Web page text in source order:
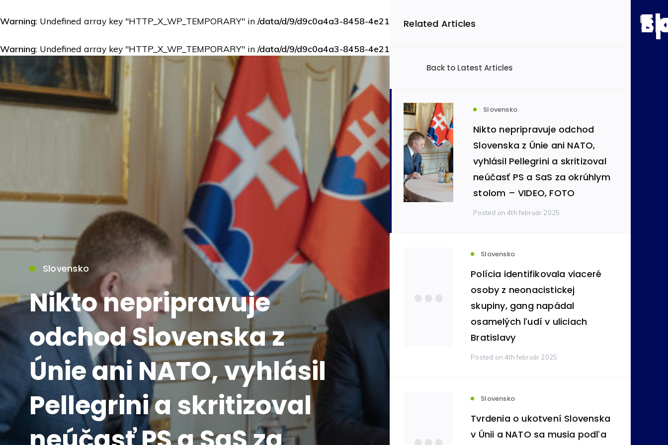
Warning: Undefined array key "HTTP_X_WP_TEMPORARY" in /data/d/9/d9c0a4a3-8458-4e21-bbce-73b9d057280b/economics.sk/web/wp-config.php on line 71
Warning: Undefined array key "HTTP_X_WP_TEMPORARY" in /data/d/9/d9c0a4a3-8458-4e21-bbce-73b9d057280b/economics.sk/web/wp-config.php
Related Articles
Filtrovať podľa kategórie
Slovensko (49120)
Ekonomika (8605) Informatika (480)
Automobilový priemysel (434)
Doprava a infraštruktúra (326)
Zdravotníctvo (236)
Poisťovníctvo (105) Bankovníctvo
(24) Reality (16)
Pôžičky (9)
Štátna správa (6)
Zdravie (3)
Back to Latest Articles
Slovensko
Nikto nepripravuje odchod
Slovenska z Únie ani NATO,
vyhlásil Pellegrini a skritizoval
neúčasť PS a SaS za okrúhlym
stolom – VIDEO, FOTO
Posted on 4th február 2025
Slovensko
Polícia identifikovala viaceré
osoby z neonacistickej
skupiny, gang napádal
osamelých ľudí v uliciach
Bratislavy
Posted on 4th február 2025
Slovensko
Tvrdenia o ukotvení Slovenska
v Únii a NATO sa musia podľa
Slovensko
Nikto nepripravuje
odchod Slovenska z
Únie ani NATO, vyhlásil
Pellegrini a skritizoval